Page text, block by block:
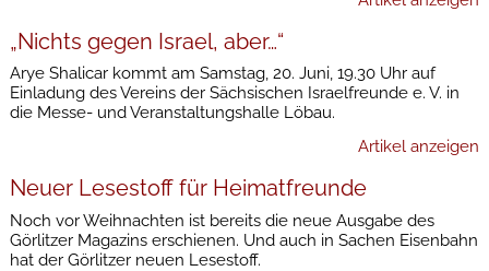
„Nichts gegen Israel, aber…“
Arye Shalicar kommt am Samstag, 20. Juni, 19.30 Uhr auf
Einladung des Vereins der Sächsischen Israelfreunde e. V. in
die Messe- und Veranstaltungshalle Löbau.
Artikel anzeigen
Neuer Lesestoff für Heimatfreunde
Noch vor Weihnachten ist bereits die neue Ausgabe des
Görlitzer Magazins erschienen. Und auch in Sachen Eisenbahn
hat der Görlitzer neuen Lesestoff.